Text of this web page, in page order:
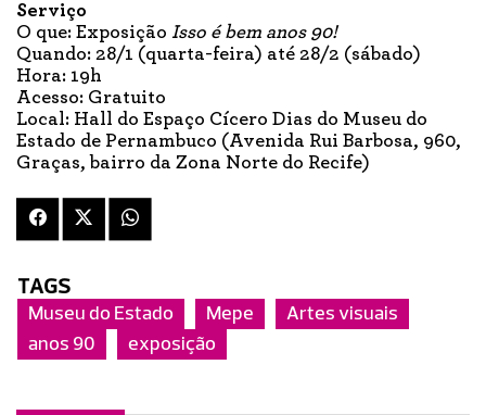
Serviço
O que: Exposição Isso é bem anos 90!
Quando: 28/1 (quarta-feira) até 28/2 (sábado)
Hora: 19h
Acesso: Gratuito
Local: Hall do Espaço Cícero Dias do Museu do
Estado de Pernambuco (Avenida Rui Barbosa, 960,
Graças, bairro da Zona Norte do Recife)
TAGS
Museu do Estado Mepe
Artes visuais
anos 90
exposição